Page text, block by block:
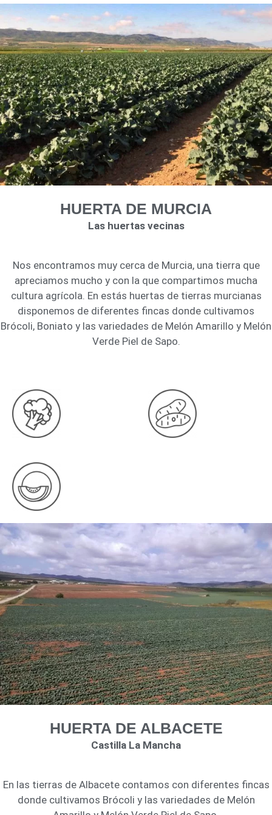
HUERTA DE MURCIA
Las huertas vecinas
Nos encontramos muy cerca de Murcia, una tierra que
apreciamos mucho y con la que compartimos mucha
cultura agrícola. En estás huertas de tierras murcianas
disponemos de diferentes fincas donde cultivamos
Brócoli, Boniato y las variedades de Melón Amarillo y Melón
Verde Piel de Sapo.
HUERTA DE ALBACETE
Castilla La Mancha
En las tierras de Albacete contamos con diferentes fincas
donde cultivamos Brócoli y las variedades de Melón